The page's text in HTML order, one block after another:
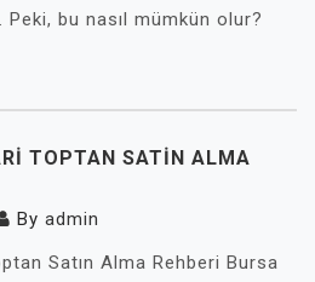
Peki, bu nasıl mümkün olur?
TOPTAN SATIN ALMA
By admin
Satın Alma Rehberi Bursa